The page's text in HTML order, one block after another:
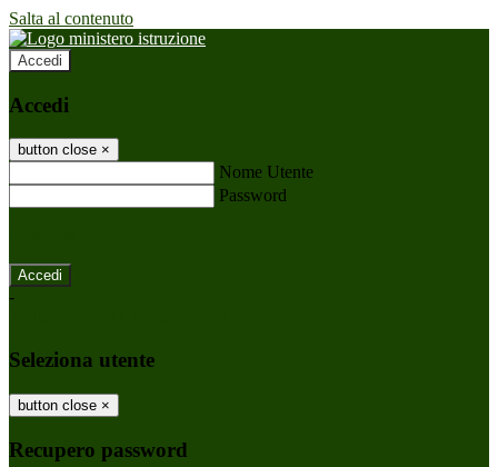
Salta al contenuto
Accedi
Accedi
button close ×
Nome Utente
Password
-
Seleziona utente
button close ×
Recupero password